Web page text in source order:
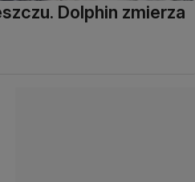
Dolphin zmierza